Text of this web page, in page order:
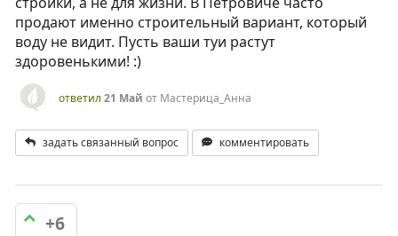
продают именно строительный вариант, который
воду не видит. Пусть ваши туи растут
здоровенькими! :)
ответил 21 Май от Мастерица_Анна
задать связанный вопрос комментировать
+6